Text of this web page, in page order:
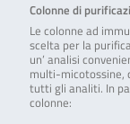
Colonne di
Le colonne ad
scelta per la
un’ analisi
multi-micotossine,
tutti gli analiti. In
colonne: